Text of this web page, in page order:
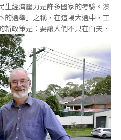
生經濟壓力是許多國家的考驗。澳
的選舉」之稱，在這場大選中，工
新政策是：要讓人們不只在白天省
候，屋頂光電直接供電不用花
視，就換電池上場。電池吸收太陽
費者省下電費，還可以減少電網
購買家用電池，政府幫你出金額的
4000澳元（約新台幣7.6萬元），
台家庭電池。1+1大於2 「屋頂光
洲砸23億澳元推動「更便宜的家庭
Batteries Program），能源
）首席分析師波以爾（Johanna